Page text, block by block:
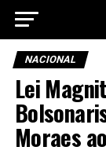
NACIONAL
Lei
Moraes